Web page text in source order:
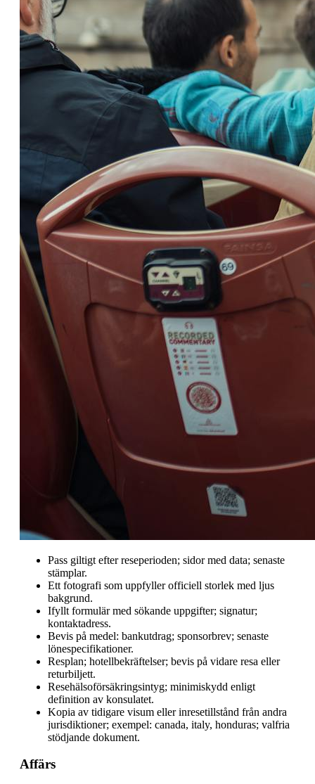
Pass giltigt efter reseperioden; sidor med data; senaste
stämplar.
Ett fotografi som uppfyller officiell storlek med ljus
bakgrund.
Ifyllt formulär med sökande uppgifter; signatur;
kontaktadress.
Bevis på medel: bankutdrag; sponsorbrev; senaste
lönespecifikationer.
Resplan; hotellbekräftelser; bevis på vidare resa eller
returbiljett.
Resehälsoförsäkringsintyg; minimiskydd enligt
definition av konsulatet.
Kopia av tidigare visum eller inresetillstånd från andra
jurisdiktioner; exempel: canada, italy, honduras; valfria
stödjande dokument.
Affärs